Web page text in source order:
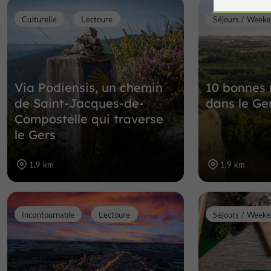
Via Podiensis, un chemin
de Saint-Jacques-de-
Compostelle qui traverse
le Gers
Culturelle Lectoure
1,9 km
10 bonnes
dans le
Séjours /
1,9 km
Incontournable Lectoure Séjours /